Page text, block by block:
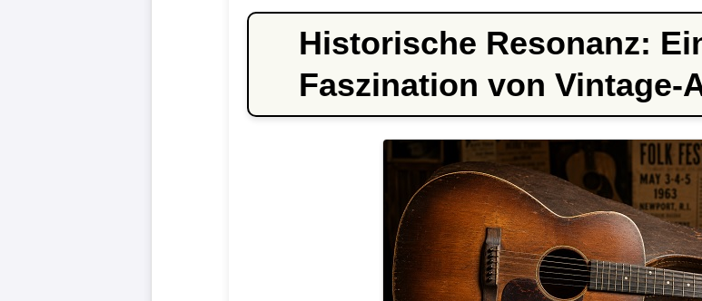
Historische Resonanz:
Faszination von Vintage-